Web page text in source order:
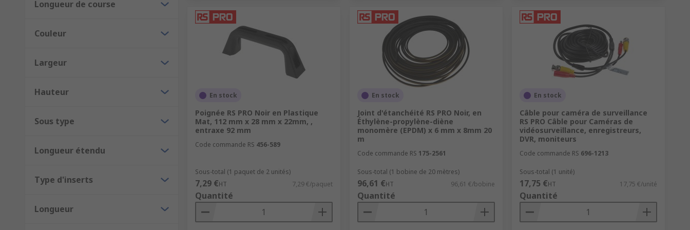
Longueur de course
Couleur
Largeur
Hauteur
Sous type
Longueur étendu
Type d'inserts
Longueur
En stock
Poignée RS PRO Noir en Plastique
Mat, 112 mm x 28 mm x 22mm, ,
entraxe 92 mm
Code commande RS 456-589
Sous-total (1 paquet de 2 unités)
7,29 €HT 7,29 €/paquet
Quantité
En stock
Joint d'étanchéité RS PRO Noir, en
Éthylène-propylène-diène
monomère (EPDM) x 6 mm x 8mm 20
m
Code commande RS 175-2561
Sous-total (1 bobine de 20 mètres)
96,61 €HT 96,61 €/bobine
Quantité
En stock
Câble pour caméra de surveillance
RS PRO Câble pour Caméras de
vidéosurveillance, enregistreurs,
DVR, moniteurs
Code commande RS 696-1213
Sous-total (1 unité)
17,75 €HT 17,75 €/unité
Quantité